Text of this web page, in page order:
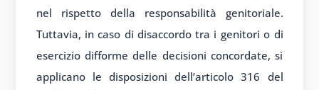
nel rispetto della responsabilità genitoriale.
Tuttavia, in caso di disaccordo tra i genitori o di
esercizio difforme delle decisioni concordate, si
applicano le disposizioni dell’articolo 316 del